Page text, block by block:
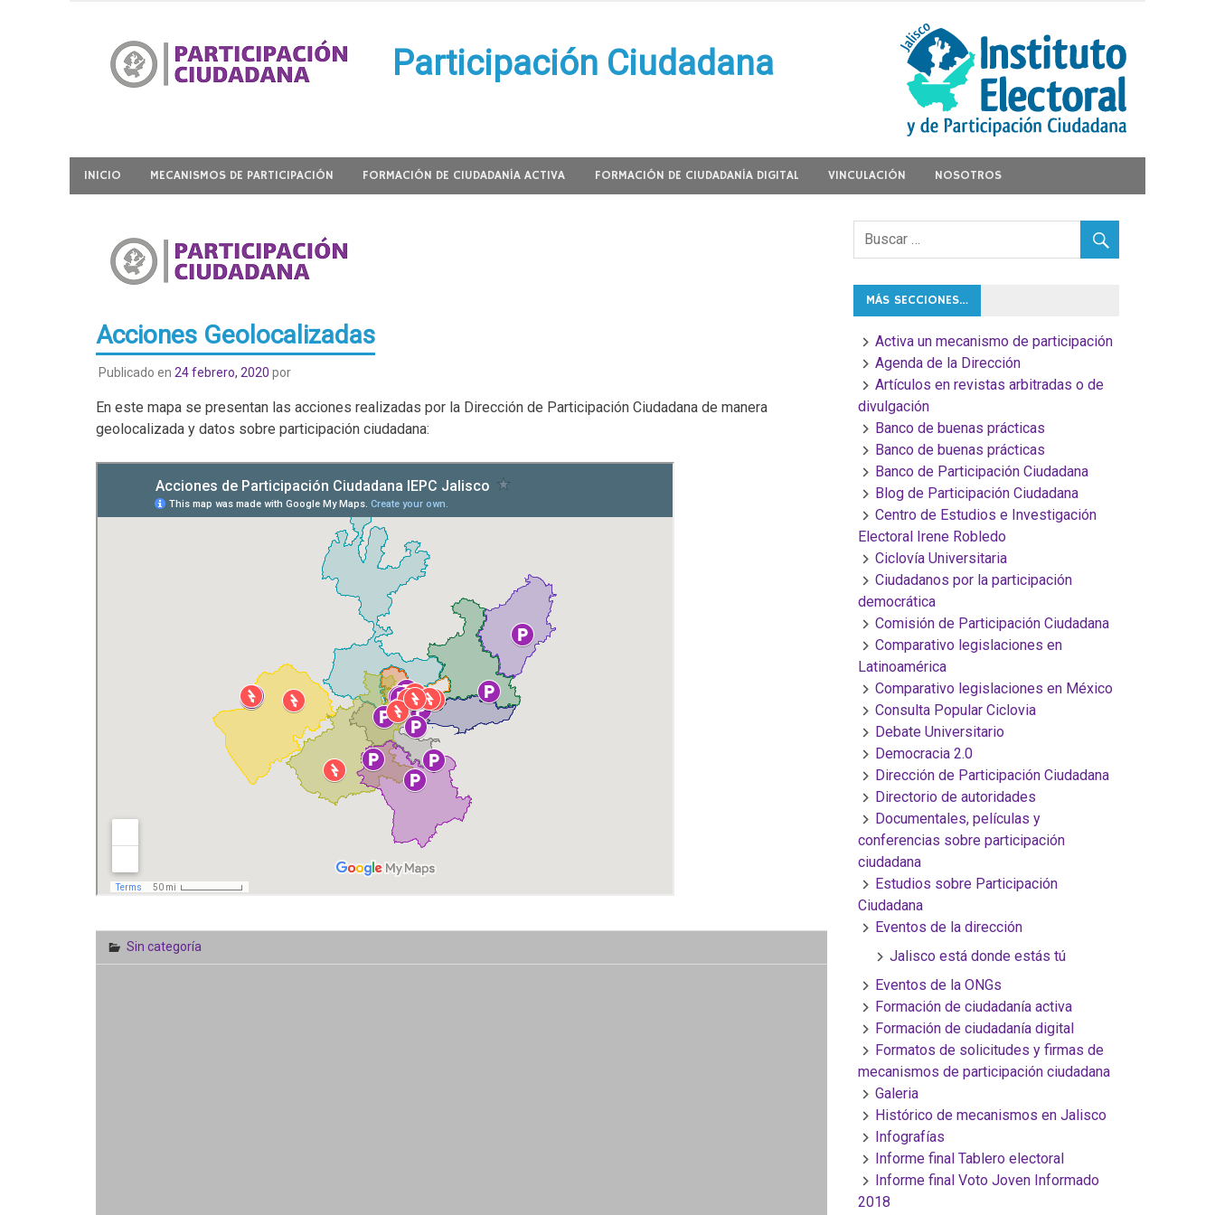
contenido
Participación Ciudadana
INICIO MECANISMOS DE PARTICIPACIÓN FORMACIÓN DE CIUDADANÍA ACTIVA FORMACIÓN DE CIUDADANÍA DIGITAL VINCULACIÓN NOSOTROS
Acciones Geolocalizadas
Publicado en 24 febrero, 2020 por
En este mapa se presentan las acciones realizadas por la Dirección de Participación Ciudadana de manera
geolocalizada y datos sobre participación ciudadana:
Sin categoría
MÁS SECCIONES…
Activa un mecanismo de participación
Agenda de la Dirección
Artículos en revistas arbitradas o de
divulgación
Banco de buenas prácticas
Banco de buenas prácticas
Banco de Participación Ciudadana
Blog de Participación Ciudadana
Centro de Estudios e Investigación
Electoral Irene Robledo
Ciclovía Universitaria
Ciudadanos por la participación
democrática
Comisión de Participación Ciudadana
Comparativo legislaciones en
Latinoamérica
Comparativo legislaciones en México
Consulta Popular Ciclovia
Debate Universitario
Democracia 2.0
Dirección de Participación Ciudadana
Directorio de autoridades
Documentales, películas y
conferencias sobre participación
ciudadana
Estudios sobre Participación
Ciudadana
Eventos de la dirección
Jalisco está donde estás tú
Eventos de la ONGs
Formación de ciudadanía activa
Formación de ciudadanía digital
Formatos de solicitudes y firmas de
mecanismos de participación ciudadana
Galeria
Histórico de mecanismos en Jalisco
Infografías
Informe final Tablero electoral
Informe final Voto Joven Informado
2018